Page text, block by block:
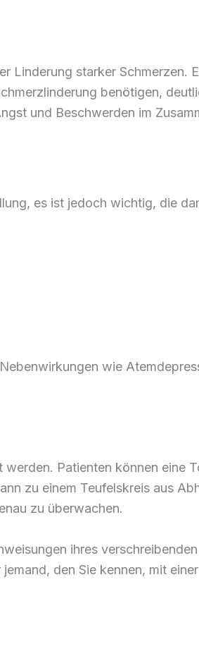
Linderung starker Schmerzen.
benötigen,
und Beschwerden im
es ist jedoch wichtig, die
wie
Patienten können eine
zu einem Teufelskreis aus
zu überwachen.
ihres
den Sie kennen, mit